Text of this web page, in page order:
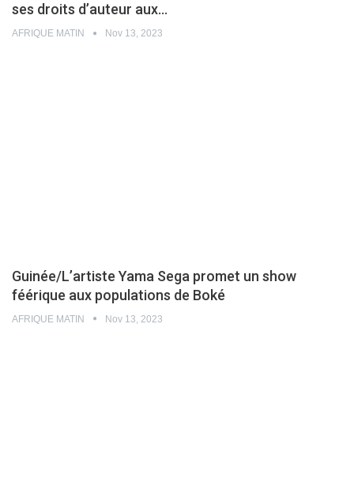
ses droits d’auteur aux…
AFRIQUE MATIN Nov 13, 2023
Guinée/L’artiste Yama Sega promet un show
féérique aux populations de Boké
AFRIQUE MATIN Nov 13, 2023